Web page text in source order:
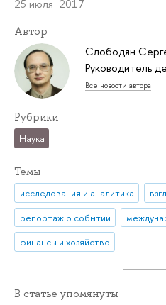
25 июля 2017
Автор
Слободян
Руководитель
Все новости автора
Рубрики
Наука
Темы
исследования и аналитика
репортаж о событии
финансы и хозяйство
В статье упомянуты